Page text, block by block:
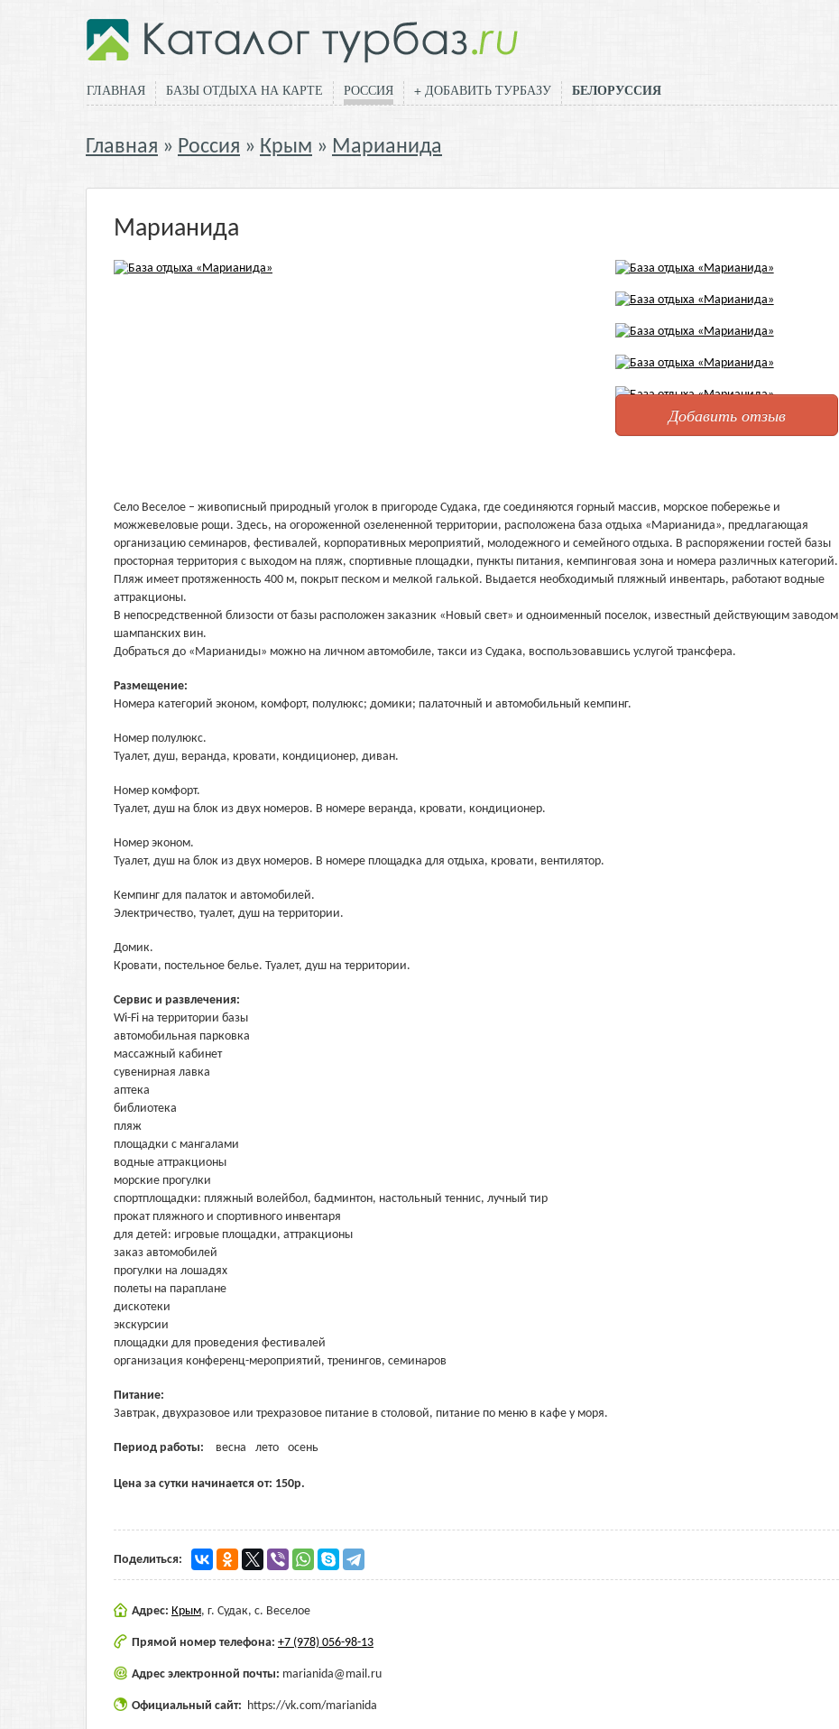
ГЛАВНАЯ БАЗЫ ОТДЫХА НА КАРТЕ РОССИЯ + ДОБАВИТЬ ТУРБАЗУ БЕЛОРУССИЯ
Главная Россия Крым Марианида
Марианида
Добавить отзыв
Село Веселое – живописный природный уголок в пригороде Судака, где соединяются горный массив, морское побережье и
можжевеловые рощи. Здесь, на огороженной озелененной территории, расположена база отдыха «Марианида», предлагающая
организацию семинаров, фестивалей, корпоративных мероприятий, молодежного и семейного отдыха. В распоряжении гостей базы
просторная территория с выходом на пляж, спортивные площадки, пункты питания, кемпинговая зона и номера различных категорий.
Пляж имеет протяженность 400 м, покрыт песком и мелкой галькой. Выдается необходимый пляжный инвентарь, работают водные
аттракционы.
В непосредственной близости от базы расположен заказник «Новый свет» и одноименный поселок, известный действующим заводом
шампанских вин.
Добраться до «Марианиды» можно на личном автомобиле, такси из Судака, воспользовавшись услугой трансфера.
Размещение:
Номера категорий эконом, комфорт, полулюкс; домики; палаточный и автомобильный кемпинг.
Номер полулюкс.
Туалет, душ, веранда, кровати, кондиционер, диван.
Номер комфорт.
Туалет, душ на блок из двух номеров. В номере веранда, кровати, кондиционер.
Номер эконом.
Туалет, душ на блок из двух номеров. В номере площадка для отдыха, кровати, вентилятор.
Кемпинг для палаток и автомобилей.
Электричество, туалет, душ на территории.
Домик.
Кровати, постельное белье. Туалет, душ на территории.
Сервис и развлечения:
Wi-Fi на территории базы
автомобильная парковка
массажный кабинет
сувенирная лавка
аптека
библиотека
пляж
площадки с мангалами
водные аттракционы
морские прогулки
спортплощадки: пляжный волейбол, бадминтон, настольный теннис, лучный тир
прокат пляжного и спортивного инвентаря
для детей: игровые площадки, аттракционы
заказ автомобилей
прогулки на лошадях
полеты на параплане
дискотеки
экскурсии
площадки для проведения фестивалей
организация конференц-мероприятий, тренингов, семинаров
Питание:
Завтрак, двухразовое или трехразовое питание в столовой, питание по меню в кафе у моря.
Период работы: весна лето осень
Цена за сутки начинается от: 150р.
Поделиться:
Адрес: Крым, г. Судак, с. Веселое
Прямой номер телефона: +7 (978) 056-98-13
Адрес электронной почты: marianida@mail.ru
Официальный сайт: https://vk.com/marianida